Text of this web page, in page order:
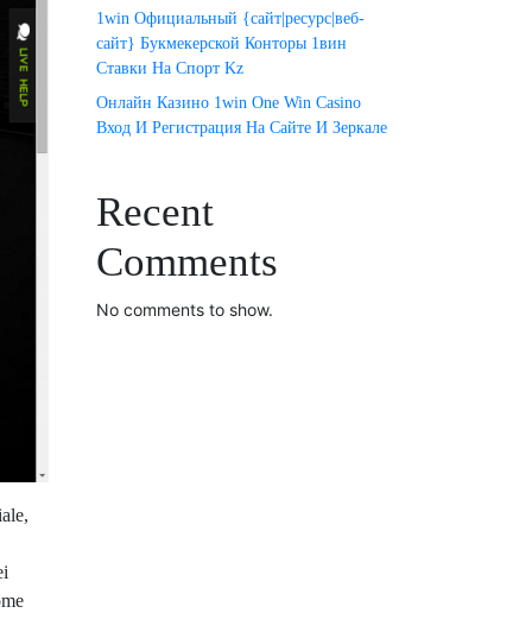
1win Официальный {сайт|ресурс|веб-
сайт} Букмекерской Конторы 1вин
Ставки На Спорт Kz
Онлайн Казино 1win One Win Casino
Вход И Регистрация На Сайте И Зеркале
Recent
Comments
No comments to show.